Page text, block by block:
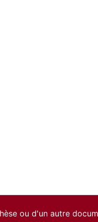
ou d'un autre